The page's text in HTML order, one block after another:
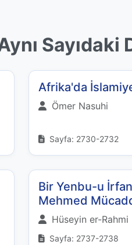
Afrika'da
Ömer Nasuhi
Sayfa: 2730-2732
Bir Yenbu-u
Mehmed
Hüseyin er-Rahmi
Sayfa: 2737-2738